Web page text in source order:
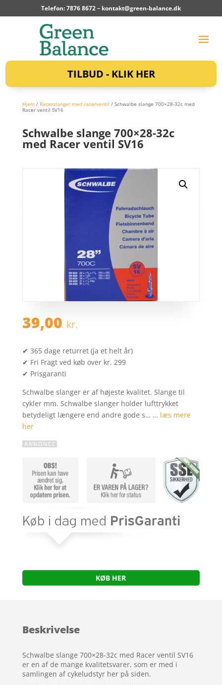
Telefon: 7876 8672 – kontakt@green-balance.dk
TILBUD - KLIK HER
Hjem/ Racerslanger med racerventil / Schwalbe slange 700×28-32c med
Racer ventil SV16
Schwalbe slange 700×28-32c
med Racer ventil SV16
39,00 kr.
✔ 365 dage returret (ja et helt år)
✔ Fri Fragt ved køb over kr. 299
✔ Prisgaranti
Schwalbe slanger er af højeste kvalitet. Slange til
cykler mm. Schwalbe slanger holder lufttrykket
betydeligt længere end andre gode s… … læs mere
her
KØB HER
Beskrivelse
Schwalbe slange 700×28-32c med Racer ventil SV16
er en af de mange kvalitetsvarer, som er med i
samlingen af cykeludstyr her på siden.